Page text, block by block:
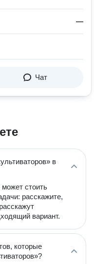
—
Чат
в
может стоить
расскажите,
вариант.
которые